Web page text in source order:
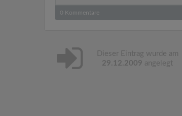
0 Kommentare
Dieser Eintrag wurde am
29.12.2009 angelegt